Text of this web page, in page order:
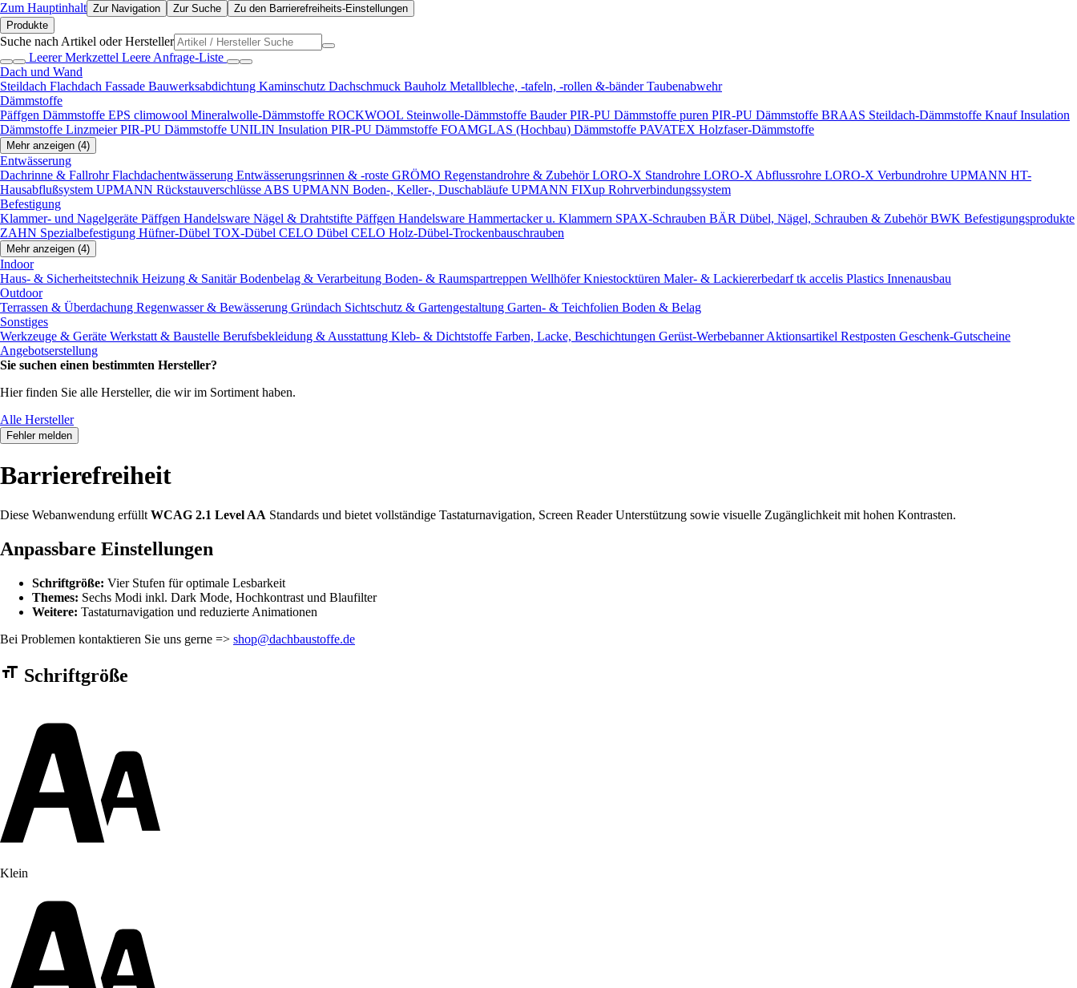
Zum Hauptinhalt Zur Navigation Zur Suche
Zu den Barrierefreiheits-Einstellungen
Produkte
Suche nach Artikel oder Hersteller
Leerer Merkzettel Leere Anfrage-Liste
Dach und Wand
Steildach Flachdach Fassade Bauwerksabdichtung Kaminschutz Dachschmuck Bauholz Metallbleche, -tafeln, -rollen &-bänderTaubenabwehr
Dämmstoffe
Päffgen Dämmstoffe EPS climowool Mineralwolle-Dämmstoffe ROCKWOOL Steinwolle-Dämmstoffe Bauder PIR-PU Dämmstoffe puren PIR-PU Dämmstoffe BRAAS Steildach-Dämmstoffe Knauf Insulation
Dämmstoffe Linzmeier PIR-PU Dämmstoffe UNILIN Insulation PIR-PU Dämmstoffe FOAMGLAS (Hochbau) Dämmstoffe PAVATEX Holzfaser-Dämmstoffe
Mehr anzeigen (4)
Entwässerung
Dachrinne & FallrohrFlachdachentwässerung Entwässerungsrinnen & -roste GRÖMO Regenstandrohre & ZubehörLORO-X Standrohre LORO-X Abflussrohre LORO-X Verbundrohre UPMANN HT-
Hausabflußsystem UPMANN Rückstauverschlüsse ABS UPMANN Boden-, Keller-, Duschabläufe UPMANN FIXup Rohrverbindungssystem
Befestigung
Klammer- und Nagelgeräte Päffgen Handelsware Nägel & Drahtstifte Päffgen Handelsware Hammertacker u. Klammern SPAX-Schrauben BÄR Dübel, Nägel, Schrauben & ZubehörBWK Befestigungsprodukte
ZAHN Spezialbefestigung Hüfner-Dübel TOX-Dübel CELO Dübel CELO Holz-Dübel-Trockenbauschrauben
Mehr anzeigen (4)
Indoor
Haus- & Sicherheitstechnik Heizung & SanitärBodenbelag & Verarbeitung Boden- & Raumspartreppen Wellhöfer Kniestocktüren Maler- & Lackiererbedarftk accelis Plastics Innenausbau
Outdoor
Terrassen & Überdachung Regenwasser & Bewässerung Gründach Sichtschutz & Gartengestaltung Garten- & Teichfolien Boden & Belag
Sonstiges
Werkzeuge & Geräte Werkstatt & Baustelle Berufsbekleidung & Ausstattung Kleb- & Dichtstoffe Farben, Lacke, Beschichtungen Gerüst-WerbebannerAktionsartikel Restposten Geschenk-Gutscheine
Angebotserstellung
Sie suchen einen bestimmten Hersteller?
Hier finden Sie alle Hersteller, die wir im Sortiment haben.
Alle Hersteller
Fehler melden
Barrierefreiheit
Diese Webanwendung erfüllt WCAG 2.1 Level AA Standards und bietet vollständige Tastaturnavigation, Screen Reader Unterstützung sowie visuelle Zugänglichkeit mit hohen Kontrasten.
Anpassbare Einstellungen
Schriftgröße: Vier Stufen für optimale Lesbarkeit
Themes: Sechs Modi inkl. Dark Mode, Hochkontrast und Blaufilter
Weitere: Tastaturnavigation und reduzierte Animationen
Bei Problemen kontaktieren Sie uns gerne => shop@dachbaustoffe.de
Barrierefreiheit Einstellungen Formular
Schriftgröße
Klein